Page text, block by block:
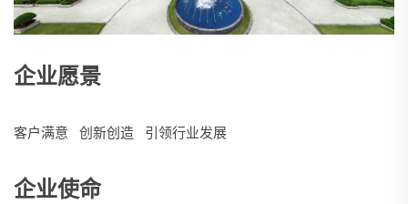
企业愿景
客户满意 创新创造 引领行业发展
企业使命